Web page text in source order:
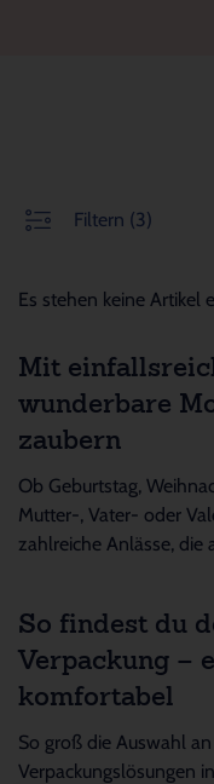
Filtern (3)
Es stehen keine Artikel
Mit
wunderbare
zaubern
Ob Geburtstag,
Mutter-, Vater- oder
zahlreiche Anlässe, die
So findest du
Verpackung –
komfortabel
So groß die Auswahl
Verpackungslösungen